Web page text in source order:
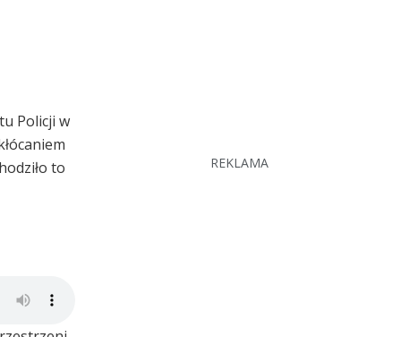
Policji w
to
REKLAMA